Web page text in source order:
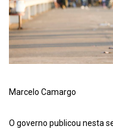
Marcelo Camargo
O governo publicou nesta